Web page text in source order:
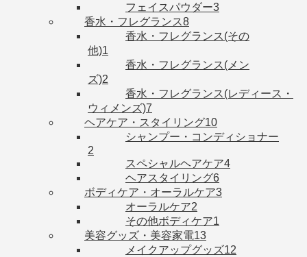
フェイスパウダー3
香水・フレグランス8
香水・フレグランス(その
他)1
香水・フレグランス(メン
ズ)2
香水・フレグランス(レディース・
ウィメンズ)7
ヘアケア・スタイリング10
シャンプー・コンディショナー
2
スペシャルヘアケア4
ヘアスタイリング6
ボディケア・オーラルケア3
オーラルケア2
その他ボディケア1
美容グッズ・美容家電13
メイクアップグッズ12